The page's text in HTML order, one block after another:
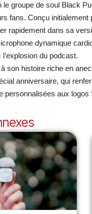
le groupe de soul Black
fans. Conçu
rapidement dans sa
dynamique
du podcast.
son histoire riche en
anniversaire, qui
personnalisées aux logos